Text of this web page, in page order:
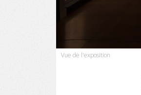
Vue de l'exposition